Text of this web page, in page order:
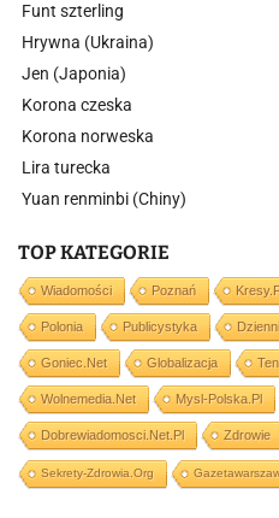
Funt szterling
Hrywna (Ukraina)
Jen (Japonia)
Korona czeska
Korona norweska
Lira turecka
Yuan renminbi (Chiny)
TOP KATEGORIE
Wiadomości Poznań
Polonia Publicystyka
Goniec.net Globalizacja
Wolnemedia.net Mysl-Polska.pl
Dobrewiadomosci.net.pl Zdrowie
Sekrety-Zdrowia.org